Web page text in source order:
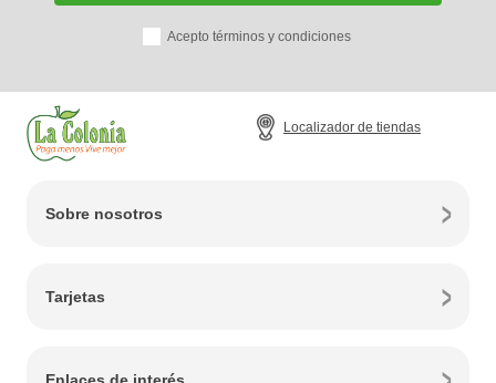
Acepto términos y condiciones
Localizador de tiendas
Sobre nosotros
Tarjetas
Enlaces de interés